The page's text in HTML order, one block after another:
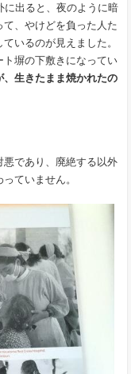
に出ると、夜のように暗
、やけどを負った人た
いるのが見えました。
塀の下敷きになってい
生きたまま焼かれたの
悪であり、廃絶する以外
ていません。